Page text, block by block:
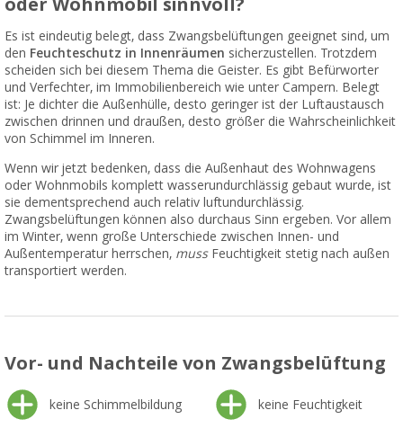
oder Wohnmobil sinnvoll?
Es ist eindeutig belegt, dass Zwangsbelüftungen geeignet sind, um
den Feuchteschutz in Innenräumen sicherzustellen. Trotzdem
scheiden sich bei diesem Thema die Geister. Es gibt Befürworter
und Verfechter, im Immobilienbereich wie unter Campern. Belegt
ist: Je dichter die Außenhülle, desto geringer ist der Luftaustausch
zwischen drinnen und draußen, desto größer die Wahrscheinlichkeit
von Schimmel im Inneren.
Wenn wir jetzt bedenken, dass die Außenhaut des Wohnwagens
oder Wohnmobils komplett wasserundurchlässig gebaut wurde, ist
sie dementsprechend auch relativ luftundurchlässig.
Zwangsbelüftungen können also durchaus Sinn ergeben. Vor allem
im Winter, wenn große Unterschiede zwischen Innen- und
Außentemperatur herrschen, mussFeuchtigkeit stetig nach außen
transportiert werden.
Vor- und Nachteile von Zwangsbelüftung
keine Schimmelbildung keine Feuchtigkeit